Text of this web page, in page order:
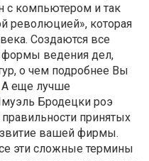
с компьютером и так
революцией», которая
Создаются все
ведения дел,
о чем подробнее Вы
А еще лучше
Бродецки роэ
принятых
вашей фирмы.
эти сложные термины